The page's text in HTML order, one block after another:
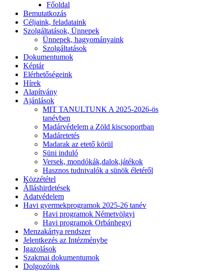
Süni Óvodák
Villaépület a város szívében
Főoldal
Bemutatkozás
Céljaink, feladataink
Szolgáltatások, Ünnepek
Ünnepek, hagyományaink
Szolgáltatások
Dokumentumok
Képtár
Elérhetőségeink
Hírek
Alapítvány
Ajánlások
MIT TANULTUNK A 2025-2026-ös
tanévben
Madárvédelem a Zöld kiscsoportban
Madáretetés
Madarak az etető körül
Süni induló
Versek, mondókák,dalok,játékok
Hasznos tudnivalók a sünök életéről
Közzététel
Álláshirdetések
Adatvédelem
Havi gyermekprogramok 2025-26 tanév
Havi programok Németvölgyi
Havi programok Orbánhegyi
Menzakártya rendszer
Jelentkezés az Intézménybe
Igazolások
Szakmai dokumentumok
Dolgozóink